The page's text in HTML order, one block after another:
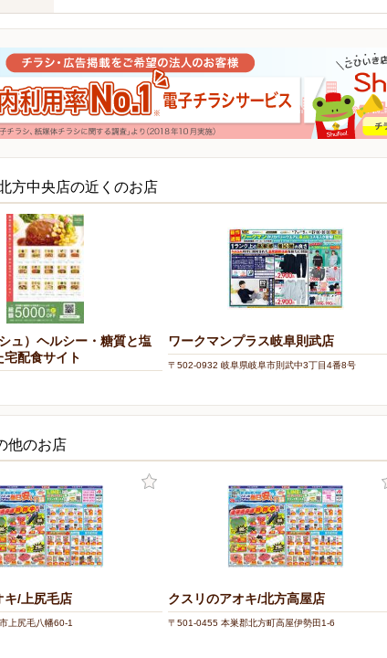
方中央店の近くのお店
ュ）ヘルシー・糖質と塩
配食サイト
ワークマンプラス岐阜則武店
〒502-0932 岐阜県岐阜市則武中3丁目4番8号
他のお店
キ/上尻毛店
上尻毛八幡60-1
クスリのアオキ/北方高屋店
〒501-0455 本巣郡北方町高屋伊勢田1-6